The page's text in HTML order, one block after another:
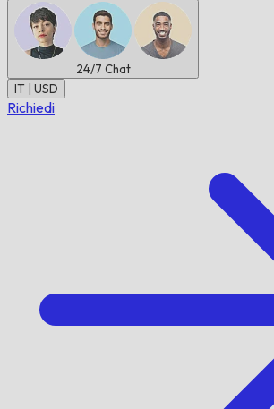
24/7 Chat
IT | USD
Richiedi